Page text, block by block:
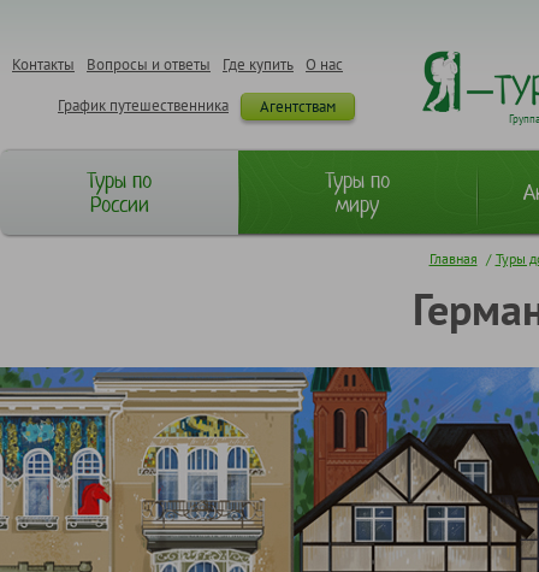
О нас
Где купить
Вопросы и ответы
Контакты
Агентствам
График путешественника
Туры по
России
Туры по
миру
Главная / Туры